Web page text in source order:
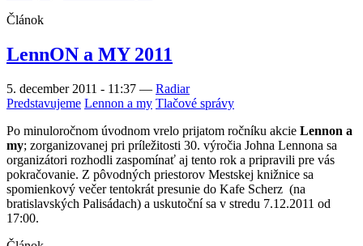
Článok
LennON a MY 2011
5. december 2011 - 11:37 — Radiar
Predstavujeme Lennon a my Tlačové správy
Po minuloročnom úvodnom vrelo prijatom ročníku akcie Lennon a
my; zorganizovanej pri príležitosti 30. výročia Johna Lennona sa
organizátori rozhodli zaspomínať aj tento rok a pripravili pre vás
pokračovanie. Z pôvodných priestorov Mestskej knižnice sa
spomienkový večer tentokrát presunie do Kafe Scherz (na
bratislavských Palisádach) a uskutoční sa v stredu 7.12.2011 od
17:00.